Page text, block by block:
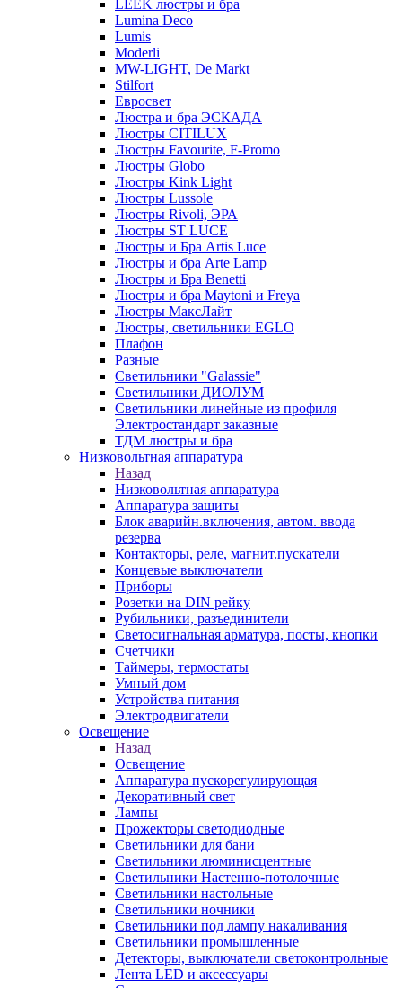
LEEK люстры и бра
Lumina Deco
Lumis
Moderli
MW-LIGHT, De Markt
Stilfort
Евросвет
Люстра и бра ЭСКАДА
Люстры CITILUX
Люстры Favourite, F-Promo
Люстры Globo
Люстры Kink Light
Люстры Lussole
Люстры Rivoli, ЭРА
Люстры ST LUCE
Люстры и Бра Artis Luce
Люстры и бра Arte Lamp
Люстры и Бра Benetti
Люстры и бра Maytoni и Freya
Люстры МаксЛайт
Люстры, светильники EGLO
Плафон
Разные
Светильники "Galassie"
Светильники ДИОЛУМ
Светильники линейные из профиля
Электростандарт заказные
ТДМ люстры и бра
Низковольтная аппаратура
Назад
Низковольтная аппаратура
Аппаратура защиты
Блок аварийн.включения, автом. ввода
резерва
Контакторы, реле, магнит.пускатели
Концевые выключатели
Приборы
Розетки на DIN рейку
Рубильники, разъединители
Светосигнальная арматура, посты, кнопки
Счетчики
Таймеры, термостаты
Умный дом
Устройства питания
Электродвигатели
Освещение
Назад
Освещение
Аппаратура пускорегулирующая
Декоративный свет
Лампы
Прожекторы светодиодные
Светильники для бани
Светильники люминисцентные
Светильники Настенно-потолочные
Светильники настольные
Светильники ночники
Светильники под лампу накаливания
Светильники промышленные
Детекторы, выключатели светоконтрольные
Лента LED и аксессуары